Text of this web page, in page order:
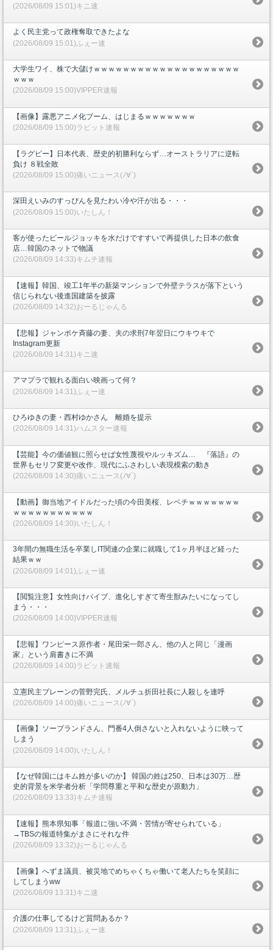
(2026/08/09 15:01)キニ速
よく民主党って政権奪取できたよな
(2026/08/09 15:01)ふぇー速
大学生ワイ、株で大儲けｗｗｗｗｗｗｗｗｗｗｗｗｗｗｗｗｗｗｗｗ
ｗｗｗ
(2026/08/09 15:00)VIPPER速報
【画像】露悪アニメ化ブーム、はじまるｗｗｗｗｗｗｗ
(2026/08/09 15:00)ラビット速報
【ラグビー】日本代表、歴史的初勝利ならず…オーストラリアに逆転
負け ８戦全敗
(2026/08/09 15:00)痛いニュース(ﾉ∀`)
深田えいみのすっぴんを見たわい冷や汗が出る・・・
(2026/08/09 15:00)いたしん！
客が使ったビールジョッキを水だけですすいで再提供した日本の飲食
店…韓国のネットで物議
(2026/08/09 14:33)キムチ速報
【速報】韓国、竣工1年半の新築マンションで外壁テラスが落下という
信じられない後進国建築を披露
(2026/08/09 14:32)おーるじゃんる
【悲報】ジャンポケ斉藤の妻、夫の求刑7年翌日にウキウキで
Instagram更新
(2026/08/09 14:31)キニ速
アマプラで観れる面白い映画って何？
(2026/08/09 14:31)ふぇー速
ひろゆきの妻・西村ゆかさん 離婚を提示
(2026/08/09 14:31)ハムスター速報
【芸能】今の価値観に照らせば女性蔑視やルッキズム… 『落語』の
世界もセリフ変更や改作、現代にふさわしい表現模索の動き
(2026/08/09 14:30)痛いニュース(ﾉ∀`)
【動画】御当地アイドルだった頃の今田美桜、レベチｗｗｗｗｗｗｗ
ｗｗｗｗｗｗｗｗｗｗｗ
(2026/08/09 14:30)いたしん！
3年間の無職生活を卒業しIT関連の企業に就職して1ヶ月半ほど経った
結果ｗｗ
(2026/08/09 14:01)ふぇー速
【閲覧注意】女性向けバイブ、進化しすぎて寄生獣みたいになってし
まう・・・
(2026/08/09 14:00)VIPPER速報
【悲報】ワンピース原作者・尾田栄一郎さん、他の人と同じ「漫画
家」という肩書きに不満
(2026/08/09 14:00)ラビット速報
立憲民主ブレーンの菅野完氏、メルチュ折田社長に人殺しを連呼
(2026/08/09 14:00)痛いニュース(ﾉ∀`)
【画像】ソープランドさん、門番4人倒さないと入れないように映って
しまう
(2026/08/09 14:00)いたしん！
【なぜ韓国にはキム姓が多いのか】 韓国の姓は250、日本は30万…歴
史的背景を米学者分析「学問尊重と平和な歴史が原動力」
(2026/08/09 13:33)キムチ速報
【速報】熊本県知事「報道に強い不満・苦情が寄せられている」
→TBSの報道特集がまさにそれな件
(2026/08/09 13:32)おーるじゃんる
【画像】へずま議員、被災地でめちゃくちゃ働いて老人たちを笑顔に
してしまうww
(2026/08/09 13:31)キニ速
介護の仕事してるけど質問あるか？
(2026/08/09 13:31)ふぇー速